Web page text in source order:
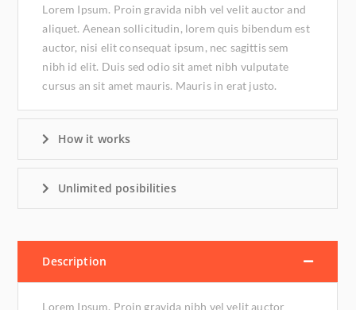
Lorem Ipsum. Proin gravida nibh vel velit auctor and
aliquet. Aenean sollicitudin, lorem quis bibendum est
auctor, nisi elit consequat ipsum, nec sagittis sem
nibh id elit. Duis sed odio sit amet nibh vulputate
cursus an sit amet mauris. Mauris in erat justo.
How it works
Unlimited posibilities
Description
Lorem Ipsum. Proin gravida nibh vel velit auctor